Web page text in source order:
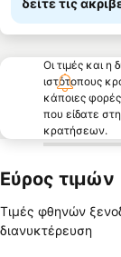
δείτε τις
Οι τιμές και
ιστότοπους
κάποιες
που είδατε
κρατήσεων.
Εύρος τιμών
Τιμές φθηνών
διανυκτέρευση